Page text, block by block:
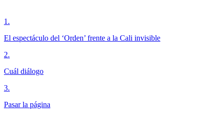
1 .
El espectáculo del ‘Orden’ frente a la Cali invisible
2.
Cuál diálogo
3.
Pasar la página